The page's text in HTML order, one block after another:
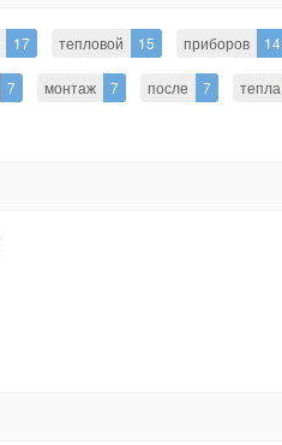
17 тепловой 15 приборов 14
7 монтаж 7 после 7 тепла